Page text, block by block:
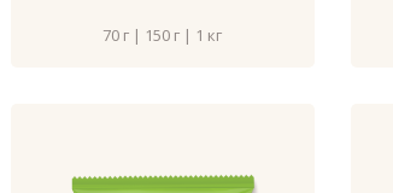
70 г | 150 г | 1 кг